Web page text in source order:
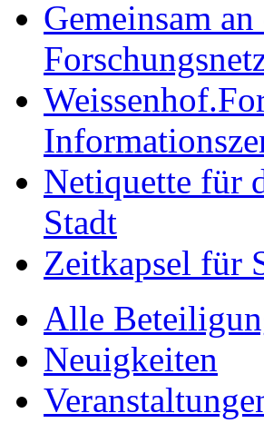
Gemeinsam
Netiquette für
Stadt
Zeitkapsel für
Alle
Neuigkeiten